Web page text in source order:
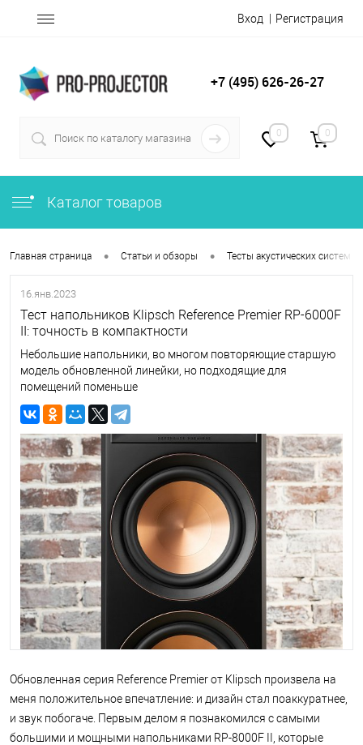
Вход Регистрация
+7 (495) 626-26-27
0 0
Каталог товаров
Главная страница • Статьи и обзоры • Тесты акустических систем
16.янв.2023
Тест напольников Klipsch Reference Premier RP-6000F
II: точность в компактности
Небольшие напольники, во многом повторяющие старшую
модель обновленной линейки, но подходящие для
помещений поменьше
Обновленная серия Reference Premier от Klipsch произвела на
меня положительное впечатление: и дизайн стал поаккуратнее,
и звук побогаче. Первым делом я познакомился с самыми
большими и мощными напольниками RP-8000F II, которые